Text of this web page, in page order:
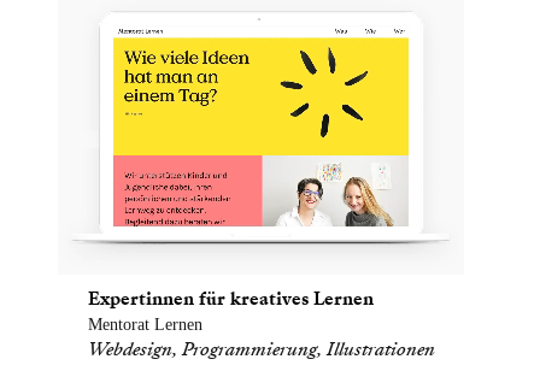
Expertinnen für kreatives Lernen
Mentorat Lernen
Webdesign, Programmierung, Illustrationen